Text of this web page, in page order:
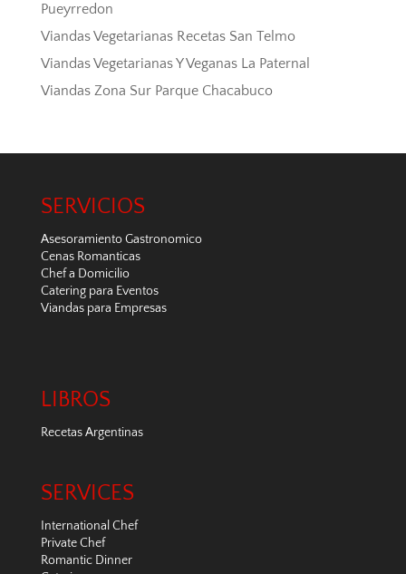
Pueyrredon
Viandas Vegetarianas Recetas San Telmo
Viandas Vegetarianas Y Veganas La Paternal
Viandas Zona Sur Parque Chacabuco
SERVICIOS
Asesoramiento Gastronomico
Cenas Romanticas
Chef a Domicilio
Catering para Eventos
Viandas para Empresas
LIBROS
Recetas Argentinas
SERVICES
International Chef
Private Chef
Romantic Dinner